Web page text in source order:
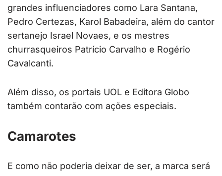
grandes influenciadores como Lara Santana,
Pedro Certezas, Karol Babadeira, além do cantor
sertanejo Israel Novaes, e os mestres
churrasqueiros Patrício Carvalho e Rogério
Cavalcanti.
Além disso, os portais UOL e Editora Globo
também contarão com ações especiais.
Camarotes
E como não poderia deixar de ser, a marca será